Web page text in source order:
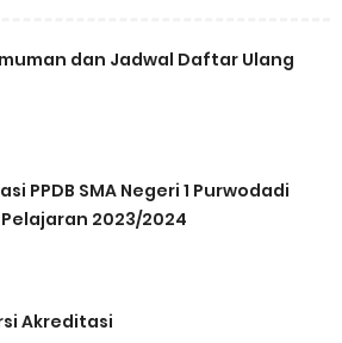
dan Jadwal Daftar Ulang
PPDB SMA Negeri 1 Purwodadi
2023/2024
Akreditasi